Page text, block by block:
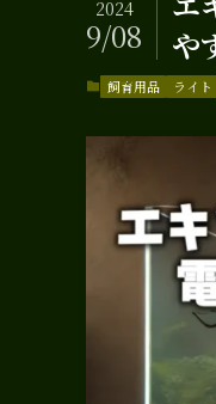
や
2024
9/08
飼育用品 ライト